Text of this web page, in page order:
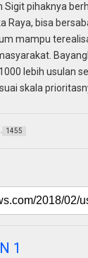
Sigit pihaknya
Raya, bisa
mampu
lebih usulan
skala
1455
1